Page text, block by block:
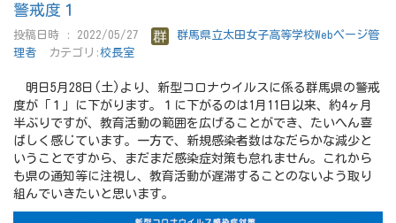
警戒度１
投稿日時 : 2022/05/27
群馬県立太田女子高等学校Webページ管
理者 カテゴリ:校長室
明日5月28日(土)より、新型コロナウイルスに係る群馬県の警戒
度が「１」に下がります。１に下がるのは1月11日以来、約4ヶ月
半ぶりですが、教育活動の範囲を広げることができ、たいへん喜
ばしく感じています。一方で、新規感染者数はなだらかな減少と
いうことですから、まだまだ感染症対策も怠れません。これから
も県の通知等に注視し、教育活動が遅滞することのないよう取り
組んでいきたいと思います。